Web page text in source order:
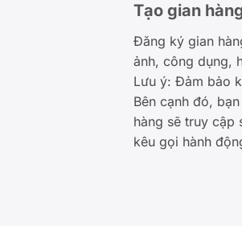
Tạo gian
Đăng ký gian
ảnh, công dụng,
Lưu ý: Đảm bảo
Bên cạnh đó,
hàng sẽ truy cập
kêu gọi hành